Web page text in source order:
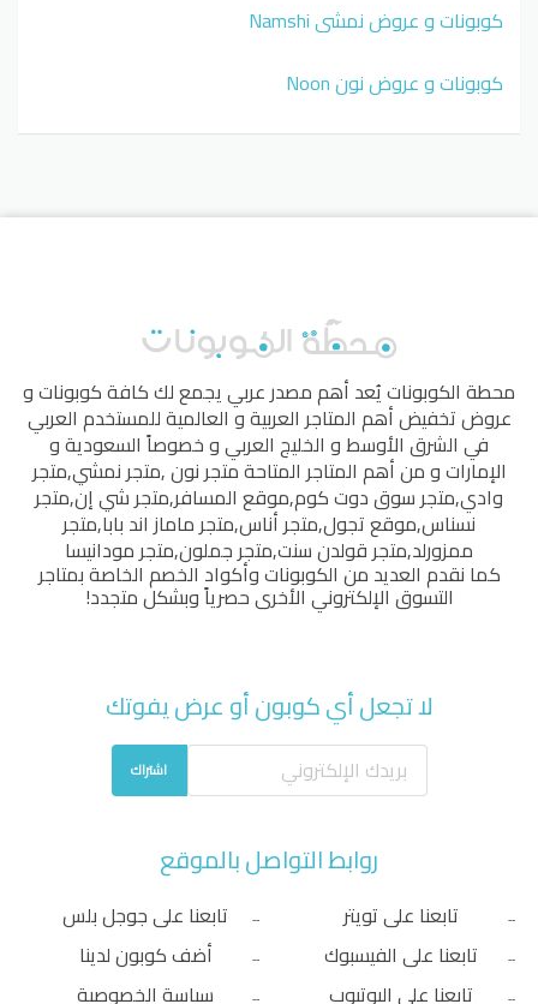
كوبونات و عروض نمشي Namshi
كوبونات و عروض نون Noon
محطة الكوبوناتيُعد أهم مصدر عربي يجمع لك كافة كوبونات و
عروض تخفيض أهم المتاجر العربية و العالمية للمستخدم العربي
في الشرق الأوسط و الخليج العربي و خصوصاً السعودية و
الإمارات و من أهم المتاجر المتاحةمتجر نون,متجر نمشي,متجر
وادي,متجر سوق دوت كوم,موقع المسافر,متجر شي إن,متجر
نسناس,موقع تجول,متجر أناس,متجر ماماز اند بابا,متجر
ممزورلد,متجر قولدن سنت,متجر جملون,متجر مودانيسا
كما نقدم العديد من الكوبونات وأكواد الخصم الخاصة بمتاجر
التسوق الإلكتروني الأخرى حصرياً وبشكل متجدد!
لا تجعل أي كوبون أو عرض يفوتك
اشتراك
روابط التواصل بالموقع
تابعنا على تويتر
تابعنا على الفيسبوك
تابعنا على اليوتيوب
تابعنا على جوجل بلس
أضف كوبون لدينا
سياسة الخصوصية